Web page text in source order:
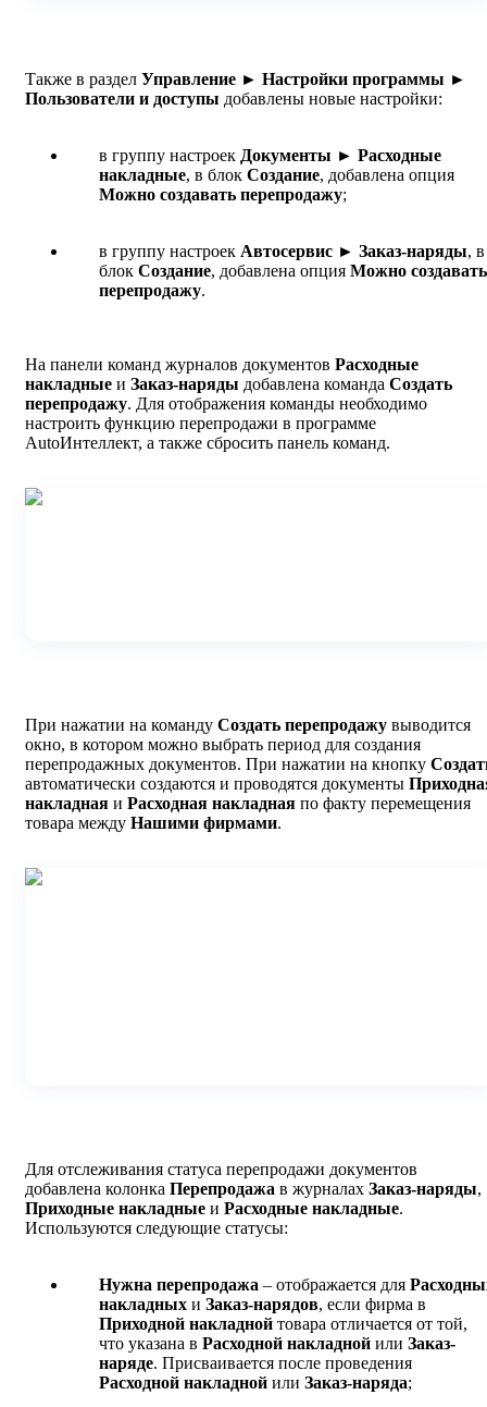
Также в раздел Управление ► Настройки программы ►
Пользователи и доступы добавлены новые настройки:
в группу настроек Документы ► Расходные
накладные, в блок Создание, добавлена опция
Можно создавать перепродажу;
в группу настроек Автосервис ► Заказ-наряды, в
блок Создание, добавлена опция Можно создавать
перепродажу.
На панели команд журналов документов Расходные
накладные и Заказ-наряды добавлена команда Создать
перепродажу. Для отображения команды необходимо
настроить функцию перепродажи в программе
AutoИнтеллект, а также сбросить панель команд.
При нажатии на команду Создать перепродажу выводится
окно, в котором можно выбрать период для создания
перепродажных документов. При нажатии на кнопку
автоматически создаются и проводятся документы
накладная и Расходная накладная по факту перемещения
товара между Нашими фирмами.
Для отслеживания статуса перепродажи документов
добавлена колонка Перепродажа в журналах Заказ-наряды,
Приходные накладные и Расходные накладные.
Используются следующие статусы:
Нужна перепродажа – отображается для
накладных и Заказ-нарядов, если фирма в
Приходной накладной товара отличается от той,
что указана в Расходной накладной или Заказ-
наряде. Присваивается после проведения
Расходной накладной или Заказ-наряда;